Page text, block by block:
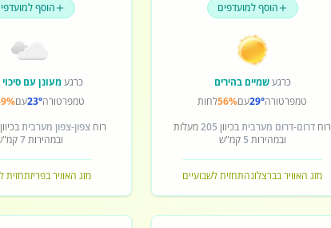
הוסף למועדפים
כרגעשמיים בהירים
טמפרטורה29°עם56%לחות
רוח דרום-דרום מערביתבכיוון 205מעלות
ובמהירות 5 קמ"ש
מזג האוויר בברצלונהתחזית לשבועיים
הוסף
כרגעמעונן עם
טמפרטורה23°עם
רוחצפון-צפון מערבית
ובמהירות7
מזג האוויר בפריזתחזית